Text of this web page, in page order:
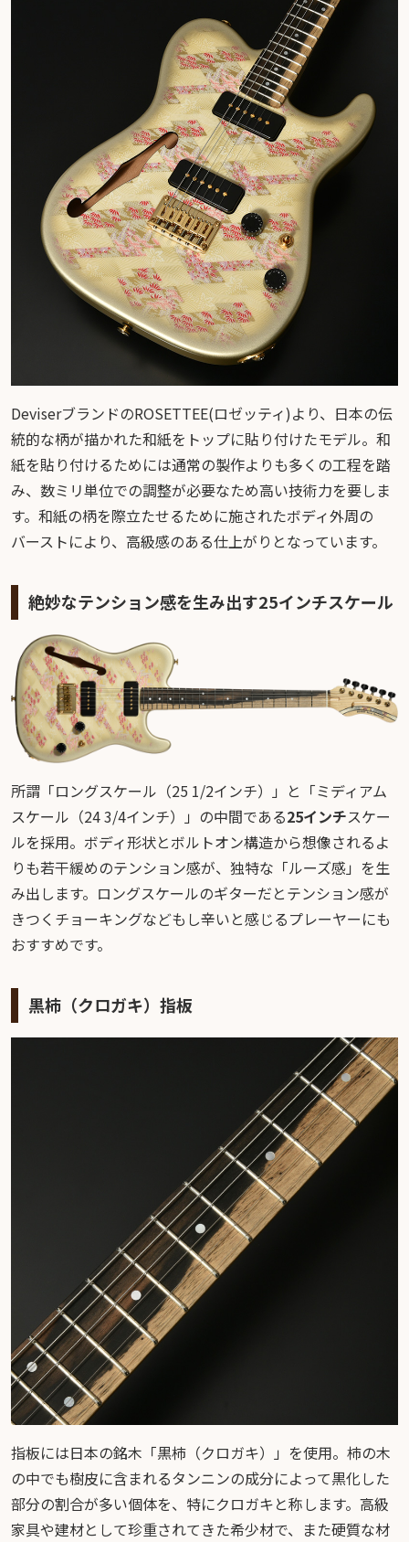
DeviserブランドのROSETTEE(ロゼッティ)より、日本の伝
統的な柄が描かれた和紙をトップに貼り付けたモデル。和
紙を貼り付けるためには通常の製作よりも多くの工程を踏
み、数ミリ単位での調整が必要なため高い技術力を要しま
す。和紙の柄を際立たせるために施されたボディ外周の
バーストにより、高級感のある仕上がりとなっています。
絶妙なテンション感を生み出す25インチスケール
所謂「ロングスケール（25 1/2インチ）」と「ミディアム
スケール（24 3/4インチ）」の中間である25インチスケー
ルを採用。ボディ形状とボルトオン構造から想像されるよ
りも若干緩めのテンション感が、独特な「ルーズ感」を生
み出します。ロングスケールのギターだとテンション感が
きつくチョーキングなどもし辛いと感じるプレーヤーにも
おすすめです。
黒柿（クロガキ）指板
指板には日本の銘木「黒柿（クロガキ）」を使用。柿の木
の中でも樹皮に含まれるタンニンの成分によって黒化した
部分の割合が多い個体を、特にクロガキと称します。高級
家具や建材として珍重されてきた希少材で、また硬質な材